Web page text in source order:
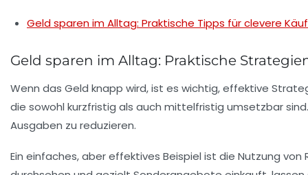
Geld sparen im Alltag: Praktische Tipps für clevere
Geld sparen im Alltag: Praktische
Wenn das Geld knapp wird, ist es wichtig, effektive
die sowohl kurzfristig als auch mittelfristig umsetzbar
Ausgaben zu reduzieren.
Ein einfaches, aber effektives Beispiel ist die Nutzung von